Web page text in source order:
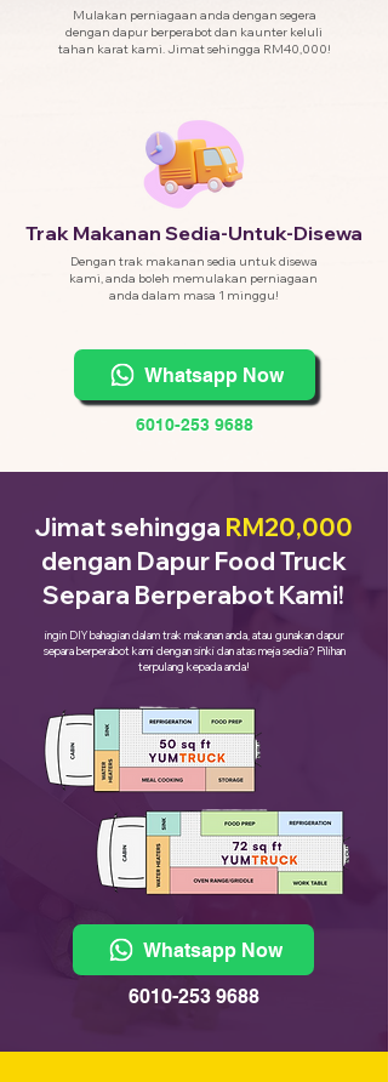
Mulakan perniagaan anda dengan segera
dengan dapur berperabot dan kaunter keluli
tahan karat kami. Jimat sehingga RM40,000!
Trak Makanan Sedia-Untuk-Disewa
Dengan trak makanan sedia untuk disewa
kami, anda boleh memulakan perniagaan
anda dalam masa 1 minggu!
Whatsapp Now
6010-253 9688
Jimat sehingga RM20,000
dengan Dapur Food Truck
Separa Berperabot Kami!
ingin DIY bahagian dalam trak makanan anda, atau gunakan dapur
separa berperabot kami dengan sinki dan atas meja sedia? Pilihan
terpulang kepada anda!
Whatsapp Now
6010-253 9688